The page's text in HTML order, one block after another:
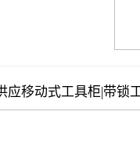
应移动式工具柜|带锁